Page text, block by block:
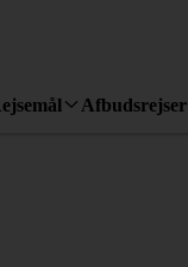
Afbudsrejser